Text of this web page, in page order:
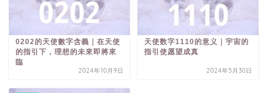
0202的天使數字含義｜在天使
的指引下，理想的未來即將來
臨
2024年10月9日
天使数字1110的意义｜宇宙的
指引使愿望成真
2024年5月30日